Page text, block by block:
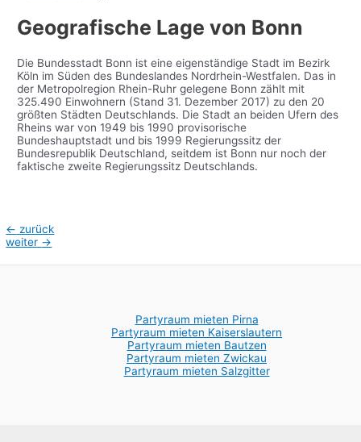
Geografische Lage von Bonn
Die Bundesstadt Bonn ist eine eigenständige Stadt im Bezirk
Köln im Süden des Bundeslandes Nordrhein-Westfalen. Das in
der Metropolregion Rhein-Ruhr gelegene Bonn zählt mit
325.490 Einwohnern (Stand 31. Dezember 2017) zu den 20
größten Städten Deutschlands. Die Stadt an beiden Ufern des
Rheins war von 1949 bis 1990 provisorische
Bundeshauptstadt und bis 1999 Regierungssitz der
Bundesrepublik Deutschland, seitdem ist Bonn nur noch der
faktische zweite Regierungssitz Deutschlands.
Beitragsnavigation
← zurück
weiter →
Partyraum mieten Pirna
Partyraum mieten Kaiserslautern
Partyraum mieten Bautzen
Partyraum mieten Zwickau
Partyraum mieten Salzgitter